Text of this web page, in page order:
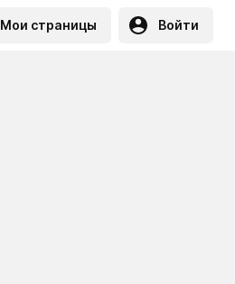
Мои страницы Войти